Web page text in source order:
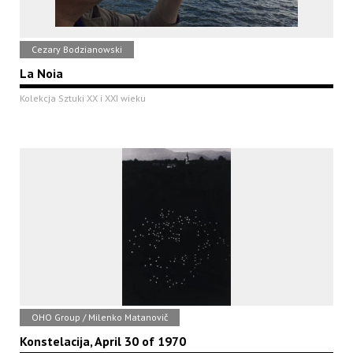
Cezary Bodzianowski
La Noia
Kolekcja Sztuki XX i XXI wieku
OHO Group / Milenko Matanovič
Konstelacija, April 30 of 1970